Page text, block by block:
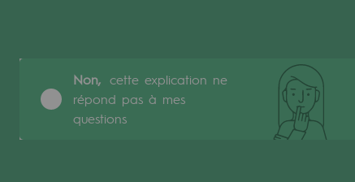
Non, cette explication ne
répond pas à mes
questions